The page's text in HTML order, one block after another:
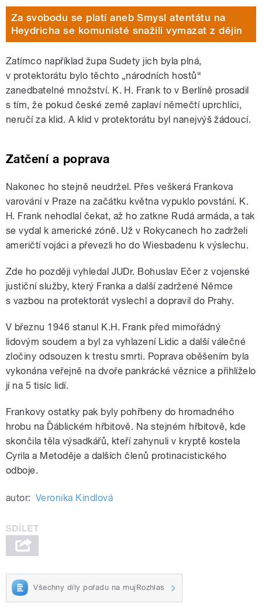
Za svobodu se platí aneb Smysl atentátu na
Heydricha se komunisté snažili vymazat z dějin
Zatímco například župa Sudety jich byla plná,
v protektorátu bylo těchto „národních hostů“
zanedbatelné množství. K. H. Frank to v Berlíně prosadil
s tím, že pokud české země zaplaví němečtí uprchlíci,
neručí za klid. A klid v protektorátu byl nanejvýš žádoucí.
Zatčení a poprava
Nakonec ho stejně neudržel. Přes veškerá Frankova
varování v Praze na začátku května vypuklo povstání. K.
H. Frank nehodlal čekat, až ho zatkne Rudá armáda, a tak
se vydal k americké zóně. Už v Rokycanech ho zadrželi
američtí vojáci a převezli ho do Wiesbadenu k výslechu.
Zde ho později vyhledal JUDr. Bohuslav Ečer z vojenské
justiční služby, který Franka a další zadržené Němce
s vazbou na protektorát vyslechl a dopravil do Prahy.
V březnu 1946 stanul K.H. Frank před mimořádný
lidovým soudem a byl za vyhlazení Lidic a další válečné
zločiny odsouzen k trestu smrti. Poprava oběšením byla
vykonána veřejně na dvoře pankrácké věznice a přihlíželo
jí na 5 tisíc lidí.
Frankovy ostatky pak byly pohřbeny do hromadného
hrobu na Ďáblickém hřbitově. Na stejném hřbitově, kde
skončila těla výsadkářů, kteří zahynuli v kryptě kostela
Cyrila a Metoděje a dalších členů protinacistického
odboje.
autor: Veronika Kindlová
Všechny díly pořadu na mujRozhlas